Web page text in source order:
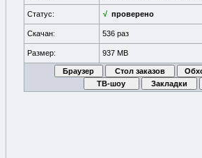
Статус: √ проверено
Скачан: 536 раз
Размер: 937 MB